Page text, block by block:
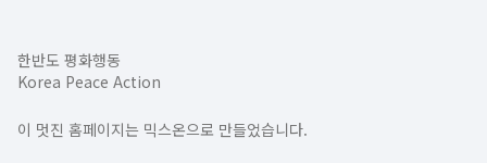
한반도 평화행동
Korea Peace Action
이 멋진 홈페이지는 믹스온으로 만들었습니다.